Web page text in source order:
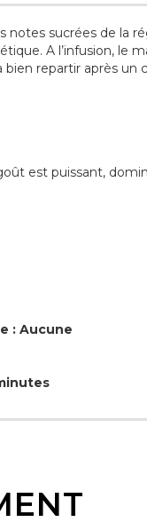
sucrées de la
A l’infusion, le
repartir après un
est puissant,
: Aucune